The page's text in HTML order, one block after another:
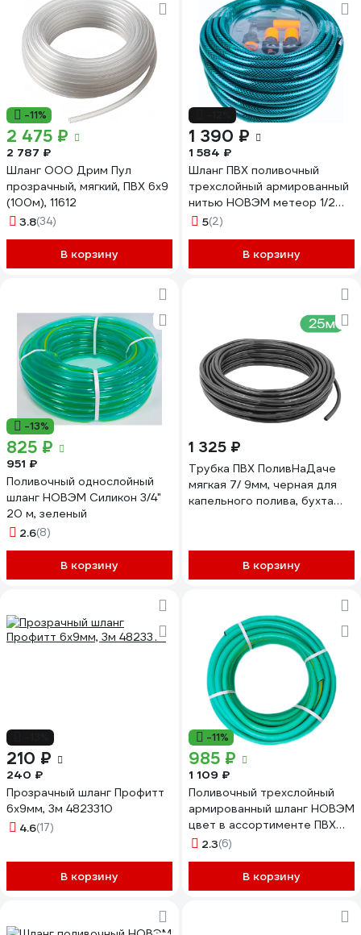
-11%
2 475 ₽
2 787 ₽
Шланг ООО Дрим Пул
прозрачный, мягкий, ПВХ 6x9
(100м), 11612
3.8(34)
В корзину
1 390 ₽
1 584 ₽
Шланг ПВХ поливочный
трехслойный армированный
нитью НОВЭМ метеор 1/2
(20м.п.) с фитингами
5(2)
В корзину
-13%
825 ₽
951 ₽
Поливочный однослойный
шланг НОВЭМ Силикон 3/4"
20 м, зеленый
2.6(8)
В корзину
1 325 ₽
Трубка ПВХ ПоливНаДаче
мягкая 7/ 9мм, черная для
капельного полива, бухта
В корзину
210 ₽
240 ₽
Прозрачный шланг Профитт
6x9мм, 3м 4823310
4.6(17)
В корзину
-11%
985 ₽
1 109 ₽
Поливочный трехслойный
армированный шланг НОВЭМ
цвет в ассортименте ПВХ
трёхслойный 3/4, 25
2.3(6)
В корзину